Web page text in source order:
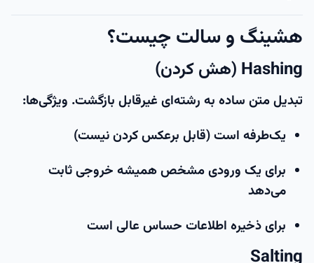
هشینگ و سالت چیست؟
Hashing (هش کردن)
تبدیل متن ساده به رشته‌ای غیرقابل بازگشت. ویژگی‌ها:
یک‌طرفه است (قابل برعکس کردن نیست)
برای یک ورودی مشخص همیشه خروجی ثابت
می‌دهد
برای ذخیره اطلاعات حساس عالی است
Salting